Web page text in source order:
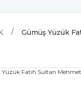
Gümüş Yüzük